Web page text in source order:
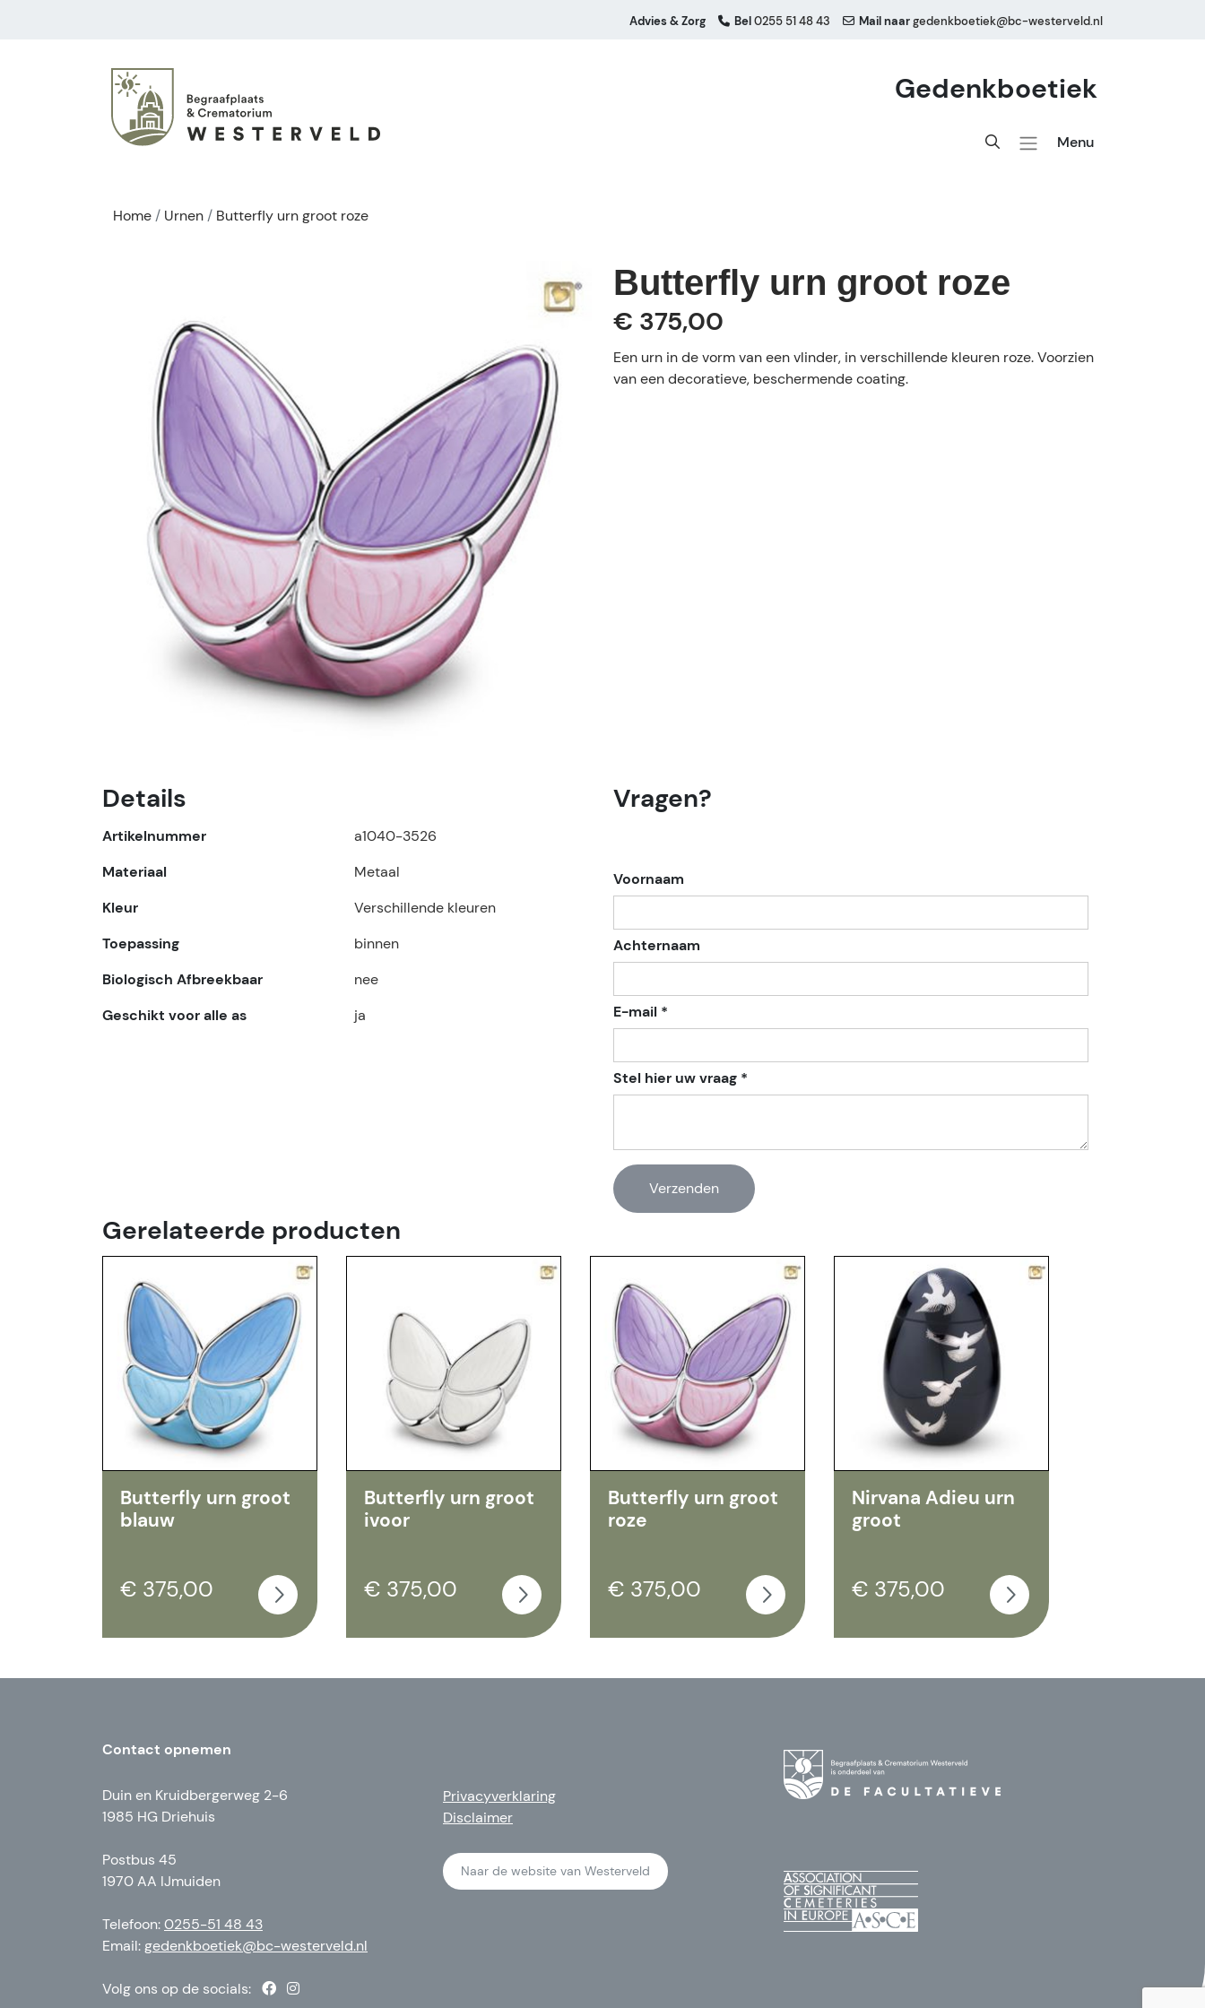
Advies & Zorg Bel0255 51 48 43 Mail naargedenkboetiek@bc-westerveld.nl
Gedenkboetiek
Menu
Home Urnen Butterfly urn groot roze
Butterfly urn groot roze
€ 375,00
Een urn in de vorm van een vlinder, in verschillende kleuren roze. Voorzien
van een decoratieve, beschermende coating.
Details
Artikelnummer
a1040-3526
Materiaal
Metaal
Kleur
Verschillende kleuren
Toepassing
binnen
Biologisch Afbreekbaar
nee
Geschikt voor alle as
ja
Vragen?
Voornaam
Achternaam
E-mail *
Stel hier uw vraag *
Gerelateerde producten
Butterfly urn groot
blauw
€ 375,00
Butterfly urn groot
ivoor
€ 375,00
Butterfly urn groot
roze
€ 375,00
Nirvana Adieu urn
groot
€ 375,00
Contact opnemen
Duin en Kruidbergerweg 2-6
1985 HG Driehuis
Postbus 45
1970 AA IJmuiden
Telefoon:0255-51 48 43
Email:gedenkboetiek@bc-westerveld.nl
Volg ons op de socials:
Privacyverklaring
Disclaimer
Naar de website van Westerveld